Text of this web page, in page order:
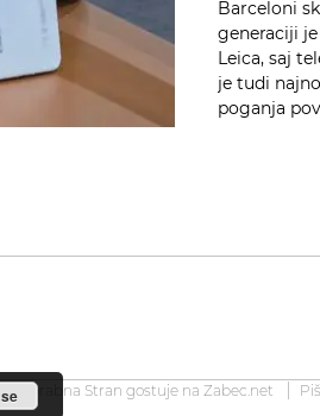
Barceloni
generaciji
Leica, saj
je tudi
poganja
Uporabna Stran gostuje na Zabec.net